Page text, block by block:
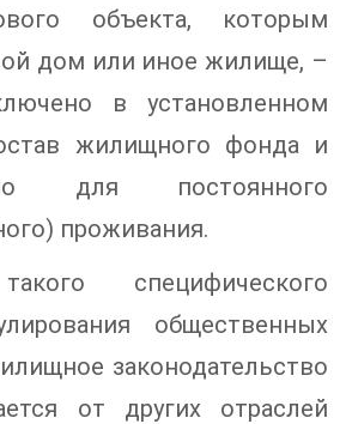
объекта, которым
дом или иное жилище, –
в установленном
жилищного фонда и
для постоянного
проживания.
специфического
общественных
законодательство
от других отраслей